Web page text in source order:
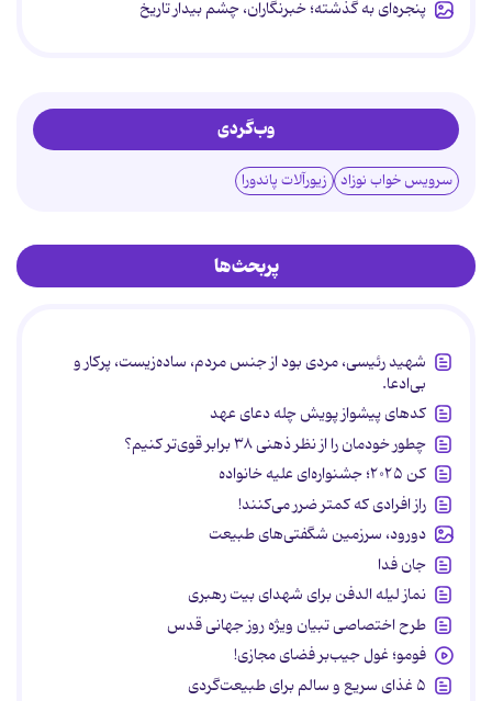
پنجره‌ای به گذشته؛ خبرنگاران، چشم بیدار تاریخ
وب‌گردی
سرویس خواب نوزاد زیورآلات پاندورا
پربحث‌ها
شهید رئیسی، مردی بود از جنس مردم، ساده‌زیست، پرکار و
بی‌ادعا.
کدهای پیشواز پویش چله دعای عهد
چطور خودمان را از نظر ذهنی ۳۸ برابر قوی‌تر کنیم؟
کن ۲۰۲۵؛ جشنواره‌ای علیه خانواده
راز افرادی که کمتر ضرر می‌کنند!
دورود، سرزمین شگفتی‌های طبیعت
جان فدا
نماز لیله الدفن برای شهدای بیت رهبری
طرح اختصاصی تبیان ویژه روز جهانی قدس
فومو؛ غول جیب‌بر فضای مجازی!
۵ غذای سریع و سالم برای طبیعت‌گردی